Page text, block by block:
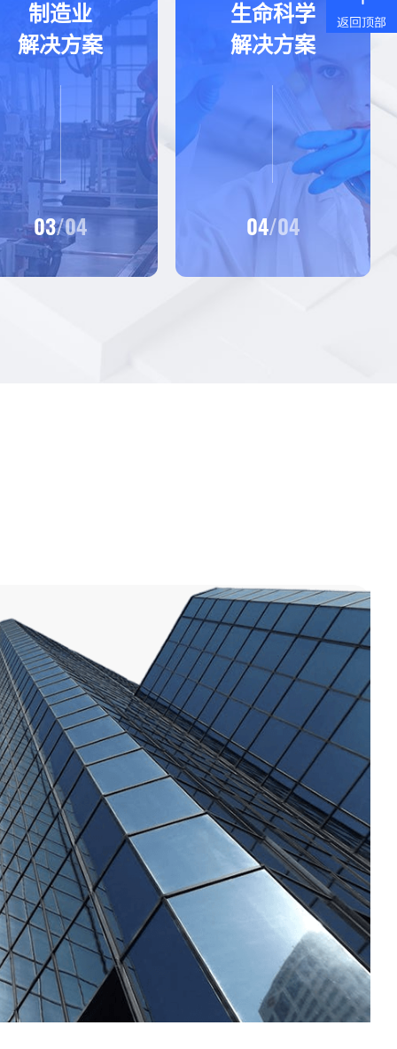
制造业
解决方案
03/04
生命科学
解决方案
04/04